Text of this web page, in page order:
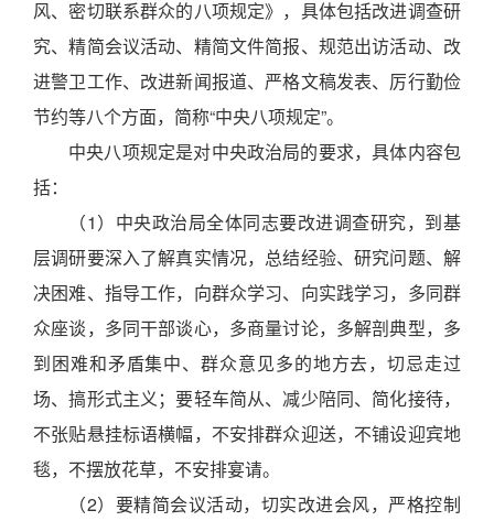
风、密切联系群众的八项规定》，具体包括改进调查研
究、精简会议活动、精简文件简报、规范出访活动、改
进警卫工作、改进新闻报道、严格文稿发表、厉行勤俭
节约等八个方面，简称“中央八项规定”。
中央八项规定是对中央政治局的要求，具体内容包
括：
（1）中央政治局全体同志要改进调查研究，到基
层调研要深入了解真实情况，总结经验、研究问题、解
决困难、指导工作，向群众学习、向实践学习，多同群
众座谈，多同干部谈心，多商量讨论，多解剖典型，多
到困难和矛盾集中、群众意见多的地方去，切忌走过
场、搞形式主义；要轻车简从、减少陪同、简化接待，
不张贴悬挂标语横幅，不安排群众迎送，不铺设迎宾地
毯，不摆放花草，不安排宴请。
（2）要精简会议活动，切实改进会风，严格控制